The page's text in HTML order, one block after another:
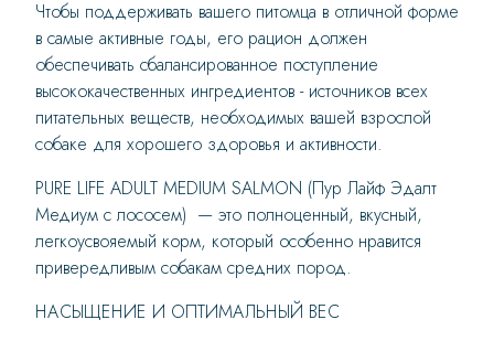
Чтобы поддерживать вашего питомца в отличной форме
в самые активные годы, его рацион должен
обеспечивать сбалансированное поступление
высококачественных ингредиентов - источников всех
питательных веществ, необходимых вашей взрослой
собаке для хорошего здоровья и активности.
PURE LIFE ADULT MEDIUM SALMON (Пур Лайф Эдалт
Медиум с лососем) — это полноценный, вкусный,
легкоусвояемый корм, который особенно нравится
привередливым собакам средних пород.
НАСЫЩЕНИЕ И ОПТИМАЛЬНЫЙ ВЕС